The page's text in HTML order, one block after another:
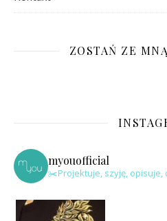
ZOSTAŃ ZE
myouofficial
✂️Projektuje, szyję, opisuje,